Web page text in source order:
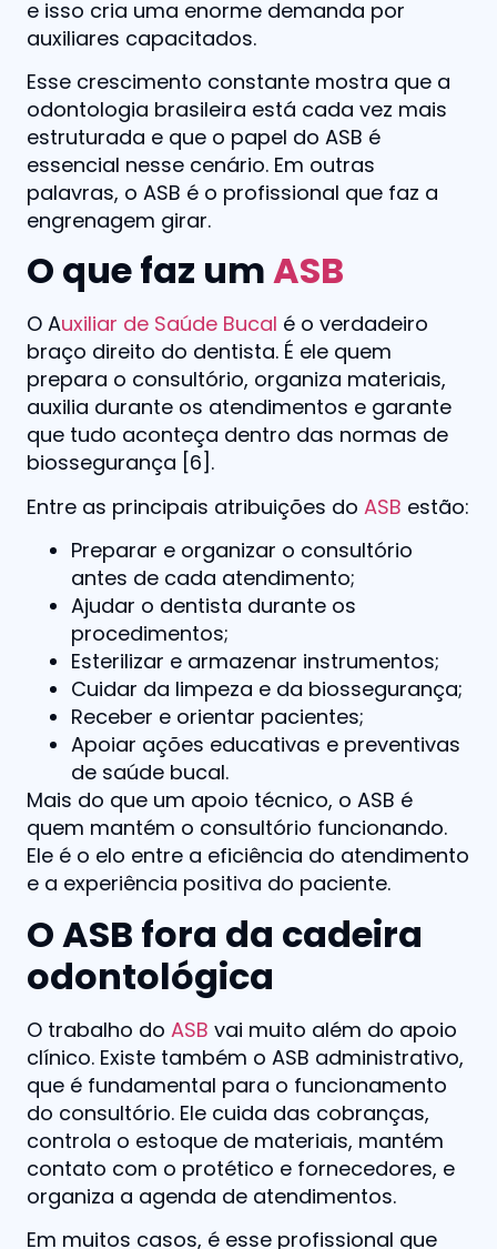
e isso cria uma enorme demanda por
auxiliares capacitados.
Esse crescimento constante mostra que a
odontologia brasileira está cada vez mais
estruturada e que o papel do ASB é
essencial nesse cenário. Em outras
palavras, o ASB é o profissional que faz a
engrenagem girar.
O que faz umASB
O Auxiliar de Saúde Bucal é o verdadeiro
braço direito do dentista. É ele quem
prepara o consultório, organiza materiais,
auxilia durante os atendimentos e garante
que tudo aconteça dentro das normas de
biossegurança [6].
Entre as principais atribuições do ASB estão:
Preparar e organizar o consultório
antes de cada atendimento;
Ajudar o dentista durante os
procedimentos;
Esterilizar e armazenar instrumentos;
Cuidar da limpeza e da biossegurança;
Receber e orientar pacientes;
Apoiar ações educativas e preventivas
de saúde bucal.
Mais do que um apoio técnico, o ASB é
quem mantém o consultório funcionando.
Ele é o elo entre a eficiência do atendimento
e a experiência positiva do paciente.
O ASB fora da cadeira
odontológica
O trabalho do ASB vai muito além do apoio
clínico. Existe também o ASB administrativo,
que é fundamental para o funcionamento
do consultório. Ele cuida das cobranças,
controla o estoque de materiais, mantém
contato com o protético e fornecedores, e
organiza a agenda de atendimentos.
Em muitos casos, é esse profissional que